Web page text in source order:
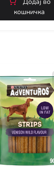
кошничка